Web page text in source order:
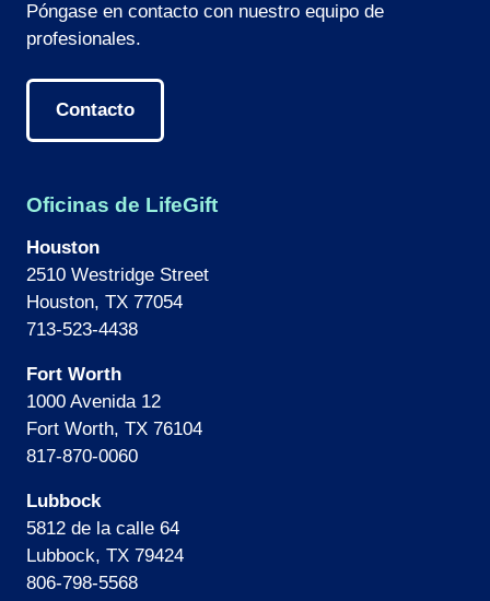
Póngase en contacto con nuestro equipo de
profesionales.
Contacto
Oficinas de LifeGift
Houston
2510 Westridge Street
Houston, TX 77054
713-523-4438
Fort Worth
1000 Avenida 12
Fort Worth, TX 76104
817-870-0060
Lubbock
5812 de la calle 64
Lubbock, TX 79424
806-798-5568